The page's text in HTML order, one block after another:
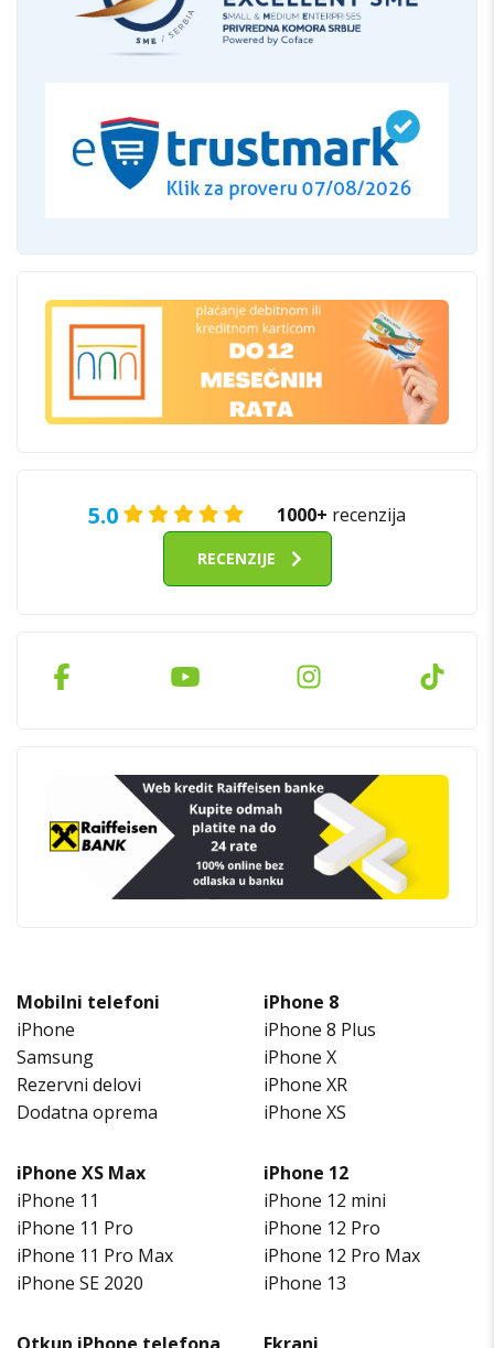
5.0 1000+ recenzija
RECENZIJE
Mobilni telefoni
iPhone
Samsung
Rezervni delovi
Dodatna oprema
iPhone 8
iPhone 8 Plus
iPhone X
iPhone XR
iPhone XS
iPhone XS Max
iPhone 11
iPhone 11 Pro
iPhone 11 Pro Max
iPhone SE 2020
iPhone 12
iPhone 12 mini
iPhone 12 Pro
iPhone 12 Pro Max
iPhone 13